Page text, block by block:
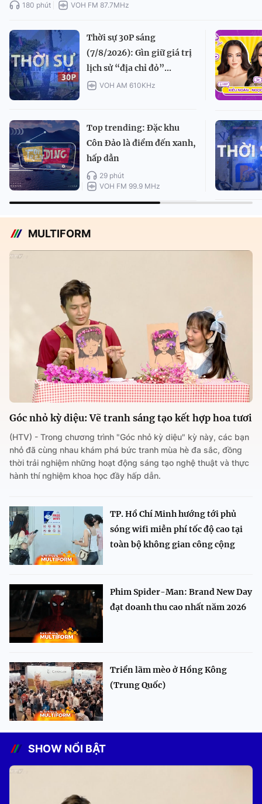
180 phút VOH FM 87.7MHz
Thời sự 30P sáng
(7/8/2026): Gìn giữ giá trị
lịch sử “địa chỉ đỏ”...
VOH AM 610KHz
Top trending: Đặc khu
Côn Đảo là điểm đến xanh,
hấp dẫn
29 phút
VOH FM 99.9 MHz
MULTIFORM
Góc nhỏ kỳ diệu: Vẽ tranh sáng tạo kết hợp hoa tươi
(HTV) - Trong chương trình "Góc nhỏ kỳ diệu" kỳ này, các bạn
nhỏ đã cùng nhau khám phá bức tranh mùa hè đa sắc, đồng
thời trải nghiệm những hoạt động sáng tạo nghệ thuật và thực
hành thí nghiệm khoa học đầy hấp dẫn.
TP. Hồ Chí Minh hướng tới phủ
sóng wifi miễn phí tốc độ cao tại
toàn bộ không gian công cộng
Phim Spider-Man: Brand New Day
đạt doanh thu cao nhất năm 2026
Triển lãm mèo ở Hồng Kông
(Trung Quốc)
SHOW NỔI BẬT